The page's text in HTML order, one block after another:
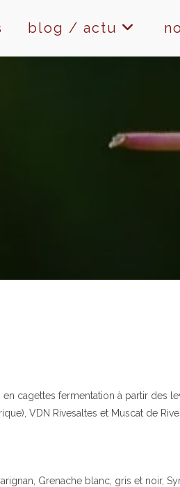
blog / actu
cagettes fermentation à partir des
VDN Rivesaltes et Muscat de
Grenache blanc, gris et noir,